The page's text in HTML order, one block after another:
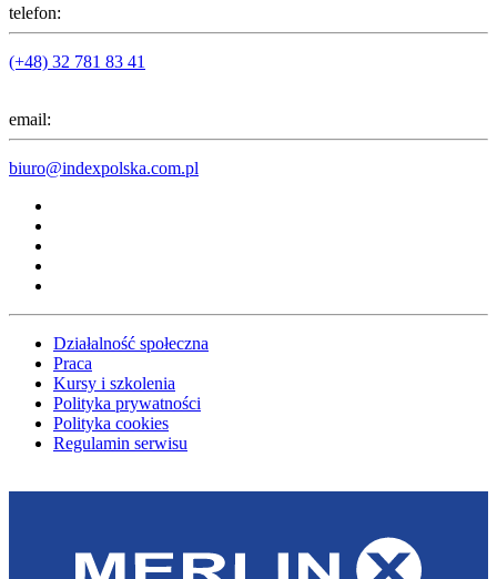
telefon:
(+48) 32 781 83 41
email:
biuro@indexpolska.com.pl
Działalność społeczna
Praca
Kursy i szkolenia
Polityka prywatności
Polityka cookies
Regulamin serwisu